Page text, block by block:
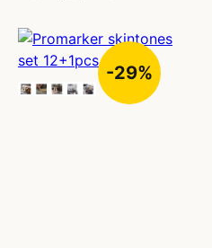
-29%